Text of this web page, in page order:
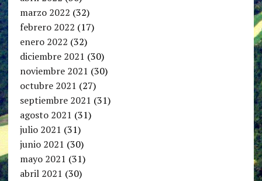
marzo 2022 (32)
febrero 2022 (17)
enero 2022 (32)
diciembre 2021 (30)
noviembre 2021 (30)
octubre 2021 (27)
septiembre 2021 (31)
agosto 2021 (31)
julio 2021 (31)
junio 2021 (30)
mayo 2021 (31)
abril 2021 (30)